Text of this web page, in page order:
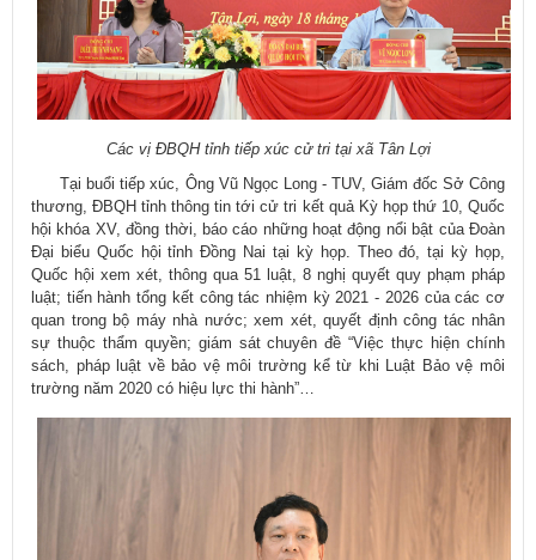
​Các vị ĐBQH tỉnh tiếp xúc cử tri tại xã Tân Lợi
Tại buổi tiếp xúc, Ông Vũ Ngọc Long - TUV, Giám đốc Sở Công
thương, ĐBQH tỉnh thông tin tới cử tri kết quả Kỳ họp thứ 10, Quốc
hội khóa XV, đồng thời, báo cáo những hoạt động nổi bật của Đoàn
Đại biểu Quốc hội tỉnh Đồng Nai tại kỳ họp. Theo đó, tại kỳ họp,
Quốc hội xem xét, thông qua 51 luật, 8 nghị quyết quy phạm pháp
luật; tiến hành tổng kết công tác nhiệm kỳ 2021 - 2026 của các cơ
quan trong bộ máy nhà nước; xem xét, quyết định công tác nhân
sự thuộc thẩm quyền; giám sát chuyên đề “Việc thực hiện chính
sách, pháp luật về bảo vệ môi trường kể từ khi Luật Bảo vệ môi
trường năm 2020 có hiệu lực thi hành”…